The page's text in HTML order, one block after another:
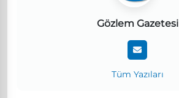
Gözlem Gazetesi
Tüm Yazıları